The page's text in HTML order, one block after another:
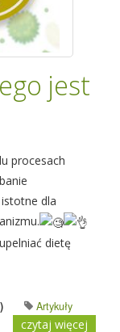
jest
procesach
dla
dietę
Artykuły
czytaj więcej